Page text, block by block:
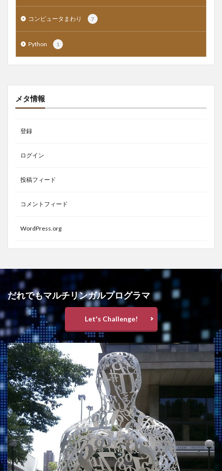
コンピュータまわり 7
Python 1
メタ情報
登録
ログイン
投稿フィード
コメントフィード
WordPress.org
だれでもマルチリンガルプログラマ
Let's Challenge!